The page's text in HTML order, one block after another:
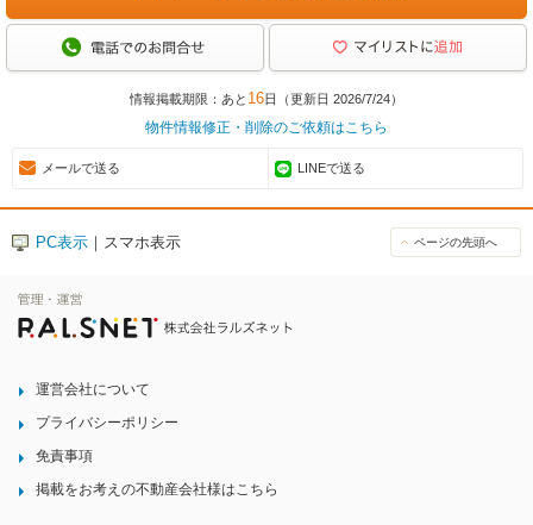
情報掲載期限：あと 16日（更新日 2026/7/24）
物件情報修正・削除のご依頼はこちら
メールで送る LINEで送る
PC表示 ｜スマホ表示 ページの先頭へ
運営会社について
プライバシーポリシー
免責事項
掲載をお考えの不動産会社様はこちら